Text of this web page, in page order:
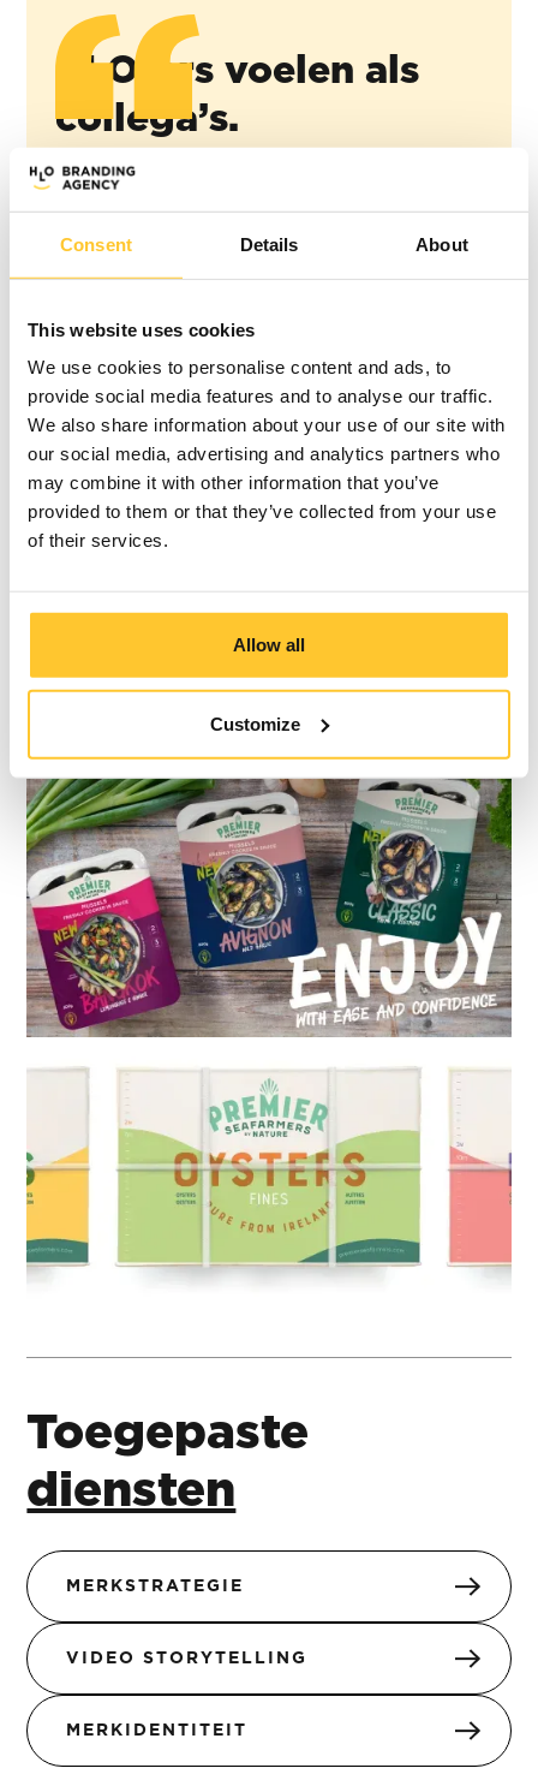
Consent Details About
This website uses cookies
We use cookies to personalise content and ads, to
provide social media features and to analyse our traffic.
We also share information about your use of our site with
our social media, advertising and analytics partners who
may combine it with other information that you’ve
provided to them or that they’ve collected from your use
of their services.
Allow all
Customize
HLO-ers voelen als
collega’s.
Liesbeth Adam
Marketing & Communicatiemanager, Krijn
Verwijs
Toegepaste
diensten
MERKSTRATEGIE
VIDEO STORYTELLING
MERKIDENTITEIT